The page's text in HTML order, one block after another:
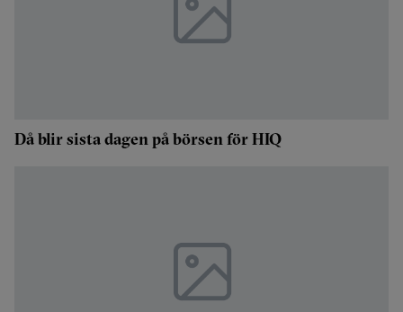
Då blir sista dagen på börsen för HIQ